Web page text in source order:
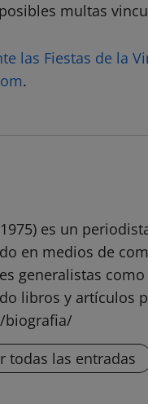
multas
las Fiestas de la
.
es un
en medios de
generalistas
libros y artículos
biografia/
todas las entradas